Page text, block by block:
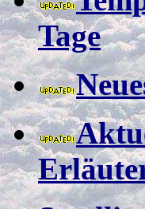
Tage